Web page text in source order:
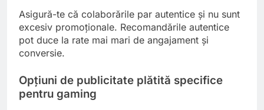
Asigură-te că colaborările par autentice și nu sunt
excesiv promoționale. Recomandările autentice
pot duce la rate mai mari de angajament și
conversie.
Opțiuni de publicitate plătită specifice
pentru gaming